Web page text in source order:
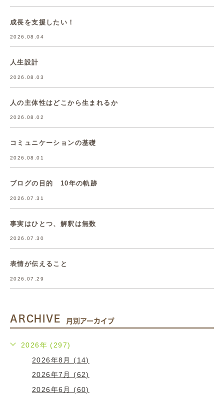
成長を支援したい！
2026.08.04
人生設計
2026.08.03
人の主体性はどこから生まれるか
2026.08.02
コミュニケーションの基礎
2026.08.01
ブログの目的 10年の軌跡
2026.07.31
事実はひとつ、解釈は無数
2026.07.30
表情が伝えること
2026.07.29
ARCHIVE 月別アーカイブ
2026年 (297)
2026年8月 (14)
2026年7月 (62)
2026年6月 (60)